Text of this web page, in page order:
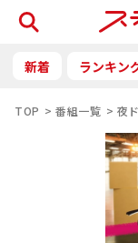
検索
新着 ランキン
TOP 番組一覧 夜